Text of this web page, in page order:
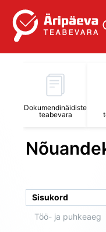
Dokumendinäidiste
teabevara
Sisukord
Töö- ja puhkeaeg
Uus küsimus
Peakategooria
Pealkiri